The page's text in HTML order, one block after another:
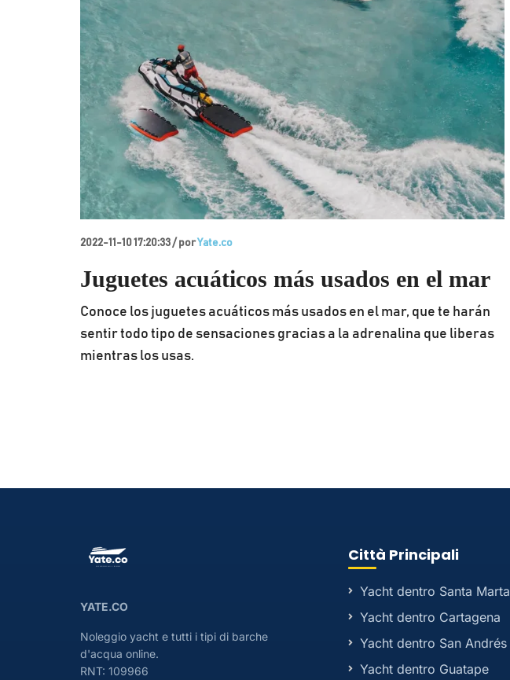
2022-11-10 17:20:33 / porYate.co
Juguetes acuáticos más usados en el mar
Conoce los juguetes acuáticos más usados en el mar, que te harán
sentir todo tipo de sensaciones gracias a la adrenalina que liberas
mientras los usas.
YATE.CO
Noleggio yacht e tutti i tipi di barche
d'acqua online.
RNT: 109966
Città Principali
Yacht dentro Santa Marta
Yacht dentro Cartagena
Yacht dentro San Andrés
Yacht dentro Guatape